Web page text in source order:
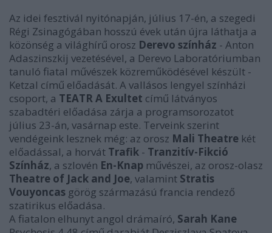
Az idei fesztivál nyitónapján, július 17-én, a szegedi
Régi Zsinagógában hosszú évek után újra láthatja a
közönség a világhírű orosz Derevo színház - Anton
Adaszinszkij vezetésével, a Derevo Laboratóriumban
tanuló fiatal művészek közreműködésével készült -
Ketzal című előadását. A vallásos lengyel színházi
csoport, a TEATR A Exultet című látványos
szabadtéri előadása zárja a programsorozatot
július 23-án, vasárnap este. Terveink szerint
vendégeink lesznek még: az orosz Mali Theatre két
előadással, a horvát Trafik - Tranzitív-Fikció
Színház, a szlovén En-Knap művészei, az orosz-olasz
Theatre of Jack and Joe, valamint Stratis
Vouyoncas görög származású francia rendező
szatirikus előadása.
A fiatalon elhunyt angol drámaíró, Sarah Kane